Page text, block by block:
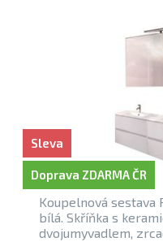
Koupelnová sestava
bílá. Skříňka s
dvojumyvadlem,
Sleva
Doprava ZDARMA ČR